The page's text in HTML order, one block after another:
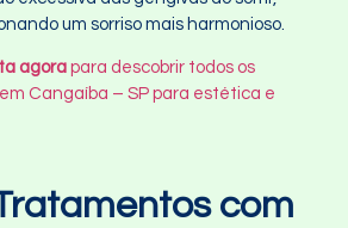
um sorriso mais harmonioso.
agora para descobrir todos os
Cangaíba – SP para estética e
com